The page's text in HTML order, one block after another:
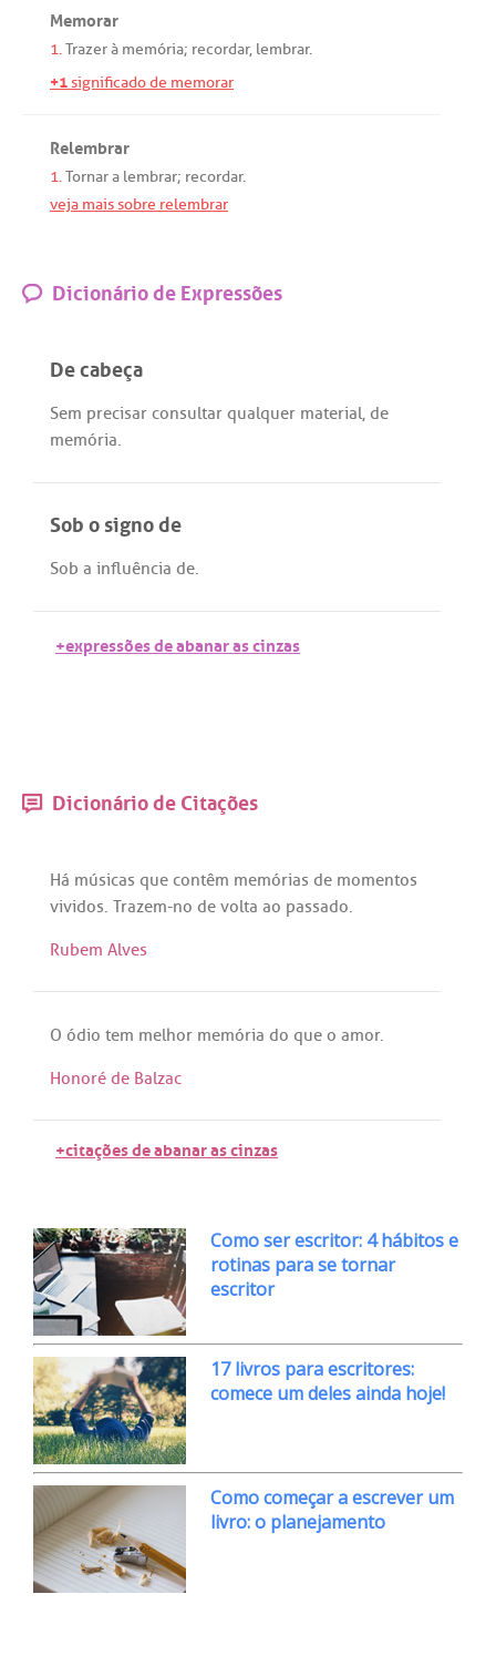
Memorar
1.Trazerà memória; recordar, lembrar.
+1significado de memorar
Relembrar
1.Tornara lembrar; recordar.
veja mais sobre relembrar
Dicionário de Expressões
De cabeça
Sem precisar consultar qualquer material, de
memória.
Sob o signo de
Sob a influência de.
+expressões de abanar as cinzas
Dicionário de Citações
Há músicas que contêm memórias de momentos
vividos. Trazem-no de volta ao passado.
Rubem Alves
O ódio tem melhor memória do que o amor.
Honoré de Balzac
+citações de abanar as cinzas
Como ser escritor: 4 hábitos e
rotinas para se tornar
escritor
17 livros para escritores:
comece um deles ainda hoje!
Como começar a escrever um
livro: o planejamento